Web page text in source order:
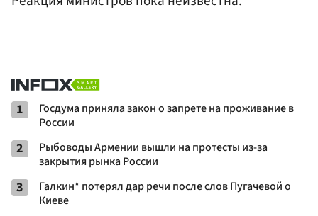
1
Госдума приняла закон о запрете на проживание в
России
2
Рыбоводы Армении вышли на протесты из-за
закрытия рынка России
3
Галкин* потерял дар речи после слов Пугачевой о
Киеве